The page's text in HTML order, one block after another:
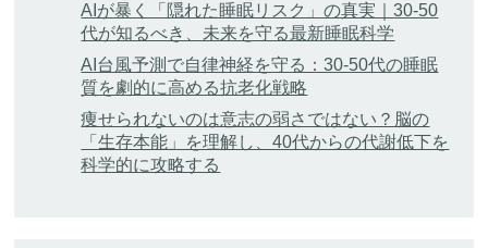
AIが暴く「隠れた睡眠リスク」の真実｜30-50
代が知るべき、未来を守る最新睡眠科学
AI台風予測で自律神経を守る：30-50代の睡眠
質を劇的に高める抗老化戦略
痩せられないのは意志の弱さではない？脳の
「生存本能」を理解し、40代からの代謝低下を
科学的に攻略する